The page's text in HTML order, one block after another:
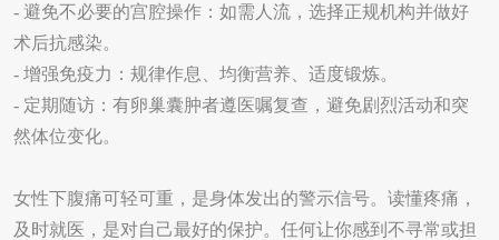
- 避免不必要的宫腔操作：如需人流，选择正规机构并做好
术后抗感染。
- 增强免疫力：规律作息、均衡营养、适度锻炼。
- 定期随访：有卵巢囊肿者遵医嘱复查，避免剧烈活动和突
然体位变化。
女性下腹痛可轻可重，是身体发出的警示信号。读懂疼痛，
及时就医，是对自己最好的保护。任何让你感到不寻常或担